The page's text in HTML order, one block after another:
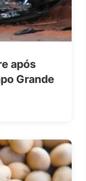
após
Grande